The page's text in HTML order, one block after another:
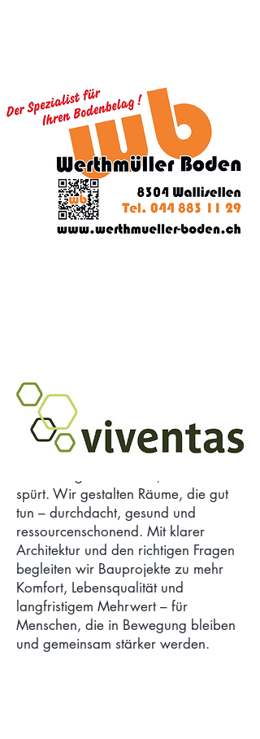
spürt. Wir gestalten Räume, die gut
tun – durchdacht, gesund und
ressourcenschonend. Mit klarer
Architektur und den richtigen Fragen
begleiten wir Bauprojekte zu mehr
Komfort, Lebensqualität und
langfristigem Mehrwert – für
Menschen, die in Bewegung bleiben
und gemeinsam stärker werden.